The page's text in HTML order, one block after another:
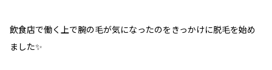
飲食店で働く上で腕の毛が気になったのをきっかけに脱毛を始め
ました✨